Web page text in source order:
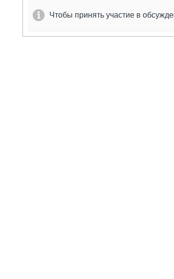
Чтобы принять участие в